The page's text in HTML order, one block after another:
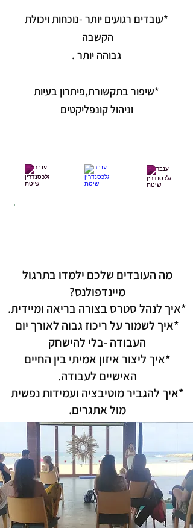
*עובדים רגועים יותר -נוכחות ויכולת
הקשבה
גבוהה יותר .
*שיפור בתקשורת,פיתרון בעיות
וניהול קונפליקטים
מה העובדים שלכם ילמדו בתרגול
מיינדפולנס?
*איך לנהל סטרס בצורה בריאה ומיידית.
*איך לשמור על ריכוז גבוה לאורך יום
העבודה -בלי להישחק
*איך ליצור איזון אמיתי בין החיים
האישיים לעבודה.
*איך להגביר מוטיבציה ועמידות נפשית
מול אתגרים.